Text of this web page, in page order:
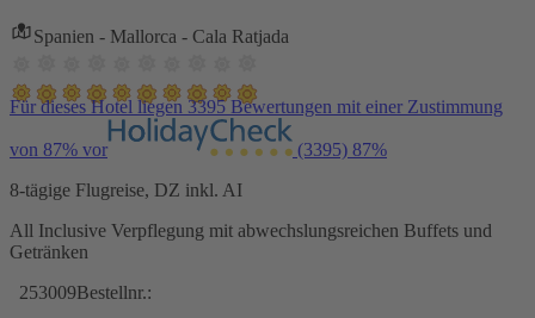
Spanien - Mallorca - Cala Ratjada
Für dieses Hotel liegen 3395 Bewertungen mit einer Zustimmung
von 87% vor (3395) 87%
8-tägige Flugreise, DZ inkl. AI
All Inclusive Verpflegung mit abwechslungsreichen Buffets und
Getränken
253009Bestellnr.: